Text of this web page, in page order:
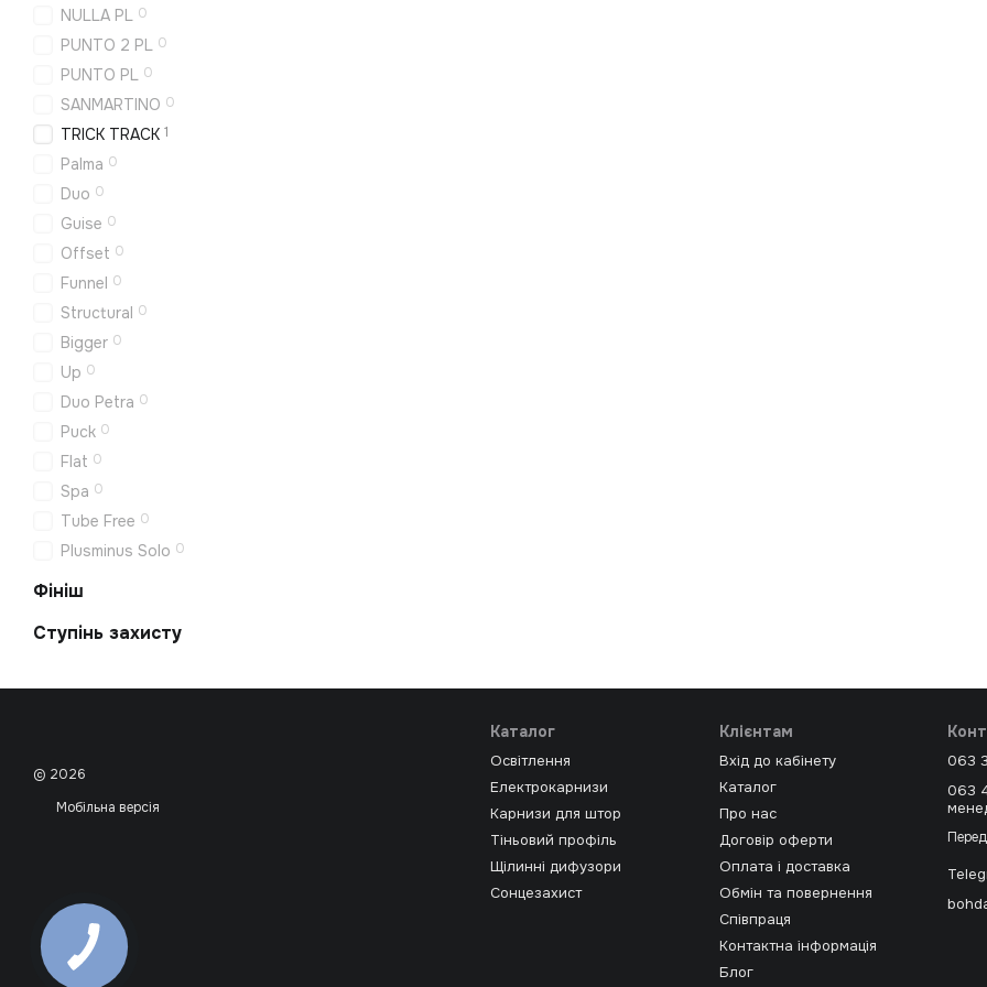
NULLA PL 0
PUNTO 2 PL 0
PUNTO PL 0
SANMARTINO 0
TRICK TRACK 1
Palma 0
Duo 0
Guise 0
Offset 0
Funnel 0
Structural 0
Bigger 0
Up 0
Duo Petra 0
Puck 0
Flat 0
Spa 0
Tube Free 0
Plusminus Solo 0
Фініш
Ступінь захисту
© 2026
Мобільна версія
Каталог
Освітлення
Електрокарнизи
Карнизи для штор
Тіньовий профіль
Щілинні дифузори
Сонцезахист
Клієнтам
Вхід до кабінету
Каталог
Про нас
Договір оферти
Оплата і доставка
Обмін та повернення
Співпраця
Контактна інформація
Блог
063
063